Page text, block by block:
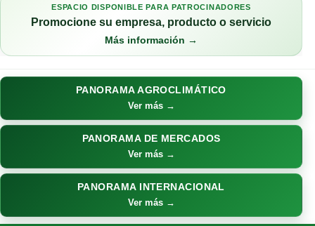
ESPACIO DISPONIBLE PARA PATROCINADORES
Promocione su empresa, producto o servicio
Más información →
PANORAMA AGROCLIMÁTICO
Ver más →
PANORAMA DE MERCADOS
Ver más →
PANORAMA INTERNACIONAL
Ver más →